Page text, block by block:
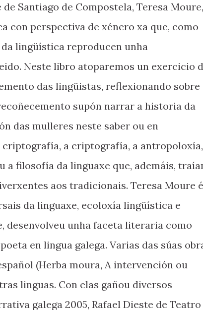
Santiago de Compostela, Teresa Moure,
con perspectiva de xénero xa que, como
lingüística reproducen unha
Neste libro atoparemos un exercicio
das lingüistas, reflexionando sobre
supón narrar a historia da
das mulleres neste saber ou en
a criptografía, a
filosofía da linguaxe que, ademáis,
aos tradicionais. Teresa Moure é
da linguaxe, ecoloxía lingüística e
desenvolveu unha faceta literaria como
en lingua galega. Varias das súas
(Herba moura, A intervención ou
linguas. Con elas gañou diversos
galega 2005, Rafael Dieste de Teatro